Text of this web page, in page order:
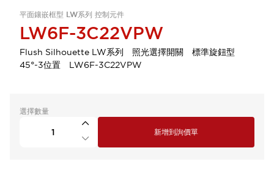
平面鑲嵌框型 LW系列 控制元件
LW6F-3C22VPW
Flush Silhouette LW系列 照光選擇開關 標準旋鈕型
45°-3位置 LW6F-3C22VPW
選擇數量
新增到詢價單